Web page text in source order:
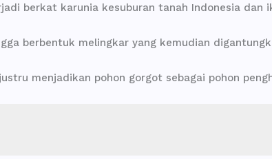
berkat karunia kesuburan tanah Indonesia dan
berbentuk melingkar yang kemudian
menjadikan pohon gorgot sebagai pohon